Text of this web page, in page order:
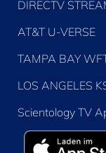
DIRECTV
AT&T U-VERSE
TAMPA BAY
LOS ANGELES
Scientology TV